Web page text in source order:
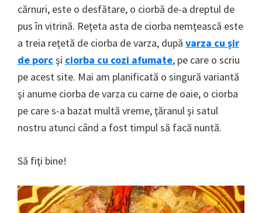
cărnuri, este o desfătare, o ciorbă de-a dreptul de
pus în vitrină. Reţeta asta de ciorba nemţească este
a treia reţetă de ciorba de varza, după varza cu şir
de porcşi ciorba cu cozi afumate, pe care o scriu
pe acest site. Mai am planificată o singură variantă
şi anume ciorba de varza cu carne de oaie, o ciorba
pe care s-a bazat multă vreme, ţăranul şi satul
nostru atunci când a fost timpul să facă nuntă.
Să fiţi bine!